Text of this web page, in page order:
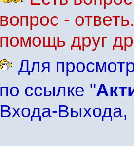
вопрос -
помощь друг
Для
по ссылке "
Входа-Выхода,